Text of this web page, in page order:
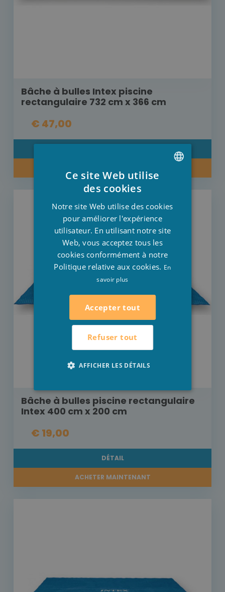
Bâche à bulles Intex piscine
rectangulaire 732 cm x 366 cm
€ 47,00
Bâche à bulles piscine rectangulaire
Intex 400 cm x 200 cm
€ 19,00
DÉTAIL
ACHETER MAINTENANT
ENGLISH
Ce site Web utilise
des cookies
Notre site Web utilise des cookies
pour améliorer l'expérience
utilisateur. En utilisant notre site
Web, vous acceptez tous les
cookies conformément à notre
Politique relative aux cookies. En
savoir plus
Accepter tout
Refuser tout
AFFICHER LES DÉTAILS